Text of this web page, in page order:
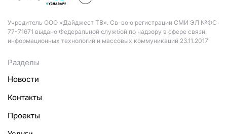
Учредитель ООО «Дайджест ТВ». Св-во о регистрации СМИ ЭЛ №ФС
77-71671 выдано Федеральной службой по надзору в сфере связи,
информационных технологий и массовых коммуникаций 23.11.2017
Разделы
Новости
Контакты
Проекты